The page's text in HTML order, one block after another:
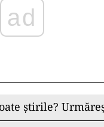
ad
știrile?